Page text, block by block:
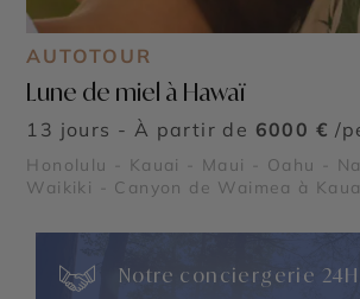
AUTOTOUR
Lune de miel à Hawaï
13 jours - À partir de 6000 € /
Honolulu - Kauai - Maui - Oahu -
Waikiki - Canyon de Waimea à
Notre conciergerie